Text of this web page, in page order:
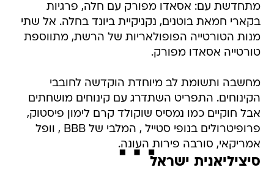
מתחדשת עם: אסאדו מפורק עם חלה, פרגיות
בקארי חמאת בוטנים, נקניקיית ביונד בחלה. אל שתי
מנות הטורטייה הפופולאריות של הרשת, מתווספת
טורטייה אסאדו מפורק.
מחשבה ותשומת לב מיוחדת הוקדשה לחובבי
הקינוחים. התפריט השתדרג עם קינוחים מושחתים
אבל חוקיים כמו נמסיס שוקולד קרם לימון פיסטוק,
פרופיטרולים בנופי סטייל , המלבי של BBB , וופל
אמריקאי, סורבה פירות העונה.
סיציליאנית ישראל